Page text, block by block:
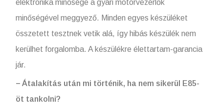
elektronika minősége a gyári motorvezérlők
minőségével meggyező. Minden egyes készüléket
összetett tesztnek vetik alá, így hibás készülék nem
kerülhet forgalomba. A készülékre élettartam-garancia
jár.
− Átalakítás után mi történik, ha nem sikerül E85-
öt tankolni?